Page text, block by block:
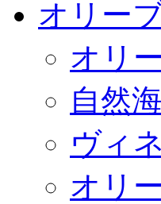
オリー
オリ
自然
ヴィ
オリ